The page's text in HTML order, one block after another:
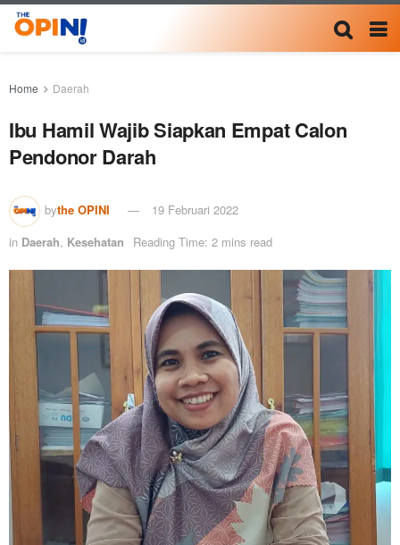
Home Daerah
Ibu Hamil Wajib Siapkan Empat Calon
Pendonor Darah
bythe OPINI
19 Februari 2022
in Daerah, Kesehatan Reading Time: 2 mins read